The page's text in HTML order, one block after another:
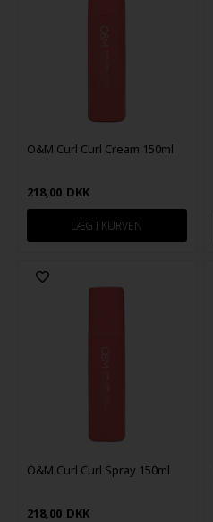
O&M Curl Curl Cream 150ml
218,00 DKK
O&M Curl Curl Spray 150ml
218,00 DKK